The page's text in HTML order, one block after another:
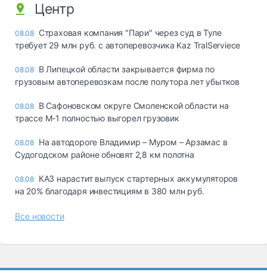
Центр
08.08 Страховая компания "Пари" через суд в Туле
требует 29 млн руб. с автоперевозчика Kaz TralServiece
08.08 В Липецкой области закрывается фирма по
грузовым автоперевозкам после полутора лет убытков
08.08 В Сафоновском округе Смоленской области на
трассе М-1 полностью выгорел грузовик
08.08 На автодороге Владимир – Муром – Арзамас в
Судогодском районе обновят 2,8 км полотна
08.08 КАЗ нарастит выпуск стартерных аккумуляторов
на 20% благодаря инвестициям в 380 млн руб.
Все новости